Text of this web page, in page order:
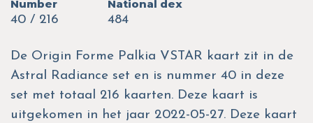
Number
40 / 216
National dex
484
De Origin Forme Palkia VSTAR kaart zit in de
Astral Radiance set en is nummer 40 in deze
set met totaal 216 kaarten. Deze kaart is
uitgekomen in het jaar 2022-05-27. Deze kaart